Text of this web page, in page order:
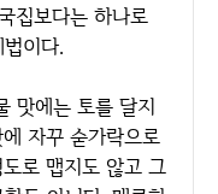
집보다는 하나로
이다.
맛에는 토를 달지
자꾸 숟가락으로
로 맵지도 않고 그